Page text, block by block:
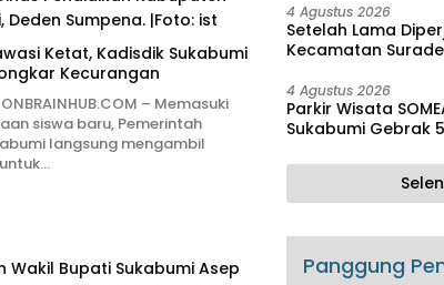
Ketat, Kadisdik Sukabumi
Kecurangan
– Memasuki
siswa baru, Pemerintah
langsung mengambil
4 Agustus 2026
Setelah Lama
Kecamatan
4 Agustus 2026
Parkir Wisata
Sukabumi Gebrak
Panggung